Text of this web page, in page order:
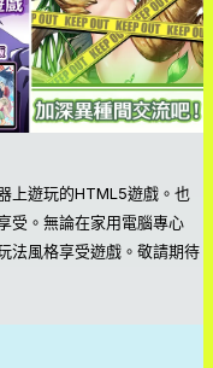
上遊玩的HTML5遊戲。也
受。無論在家用電腦專心
法風格享受遊戲。敬請期待